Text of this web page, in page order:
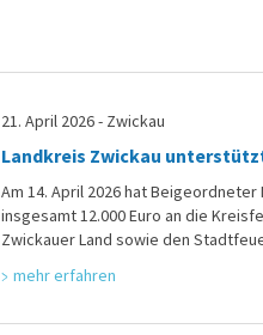
21. April 2026 - Zwickau
Landkreis Zwickau
Am 14. April 2026 hat
insgesamt 12.000 Euro an die
Zwickauer Land sowie den
mehr erfahren